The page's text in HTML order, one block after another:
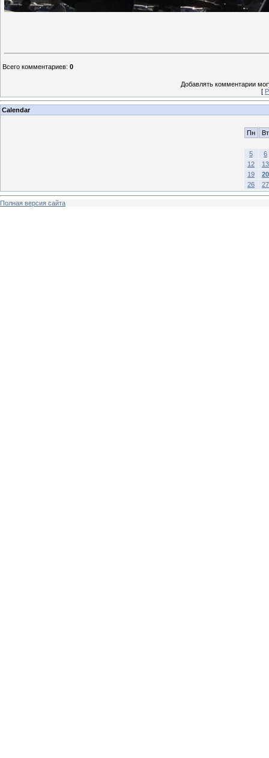
Всего комментариев: 0
Добавлять комментарии
[
Calendar
Пн Вт
5
6
12
13
19
20
26
27
Полная версия сайта